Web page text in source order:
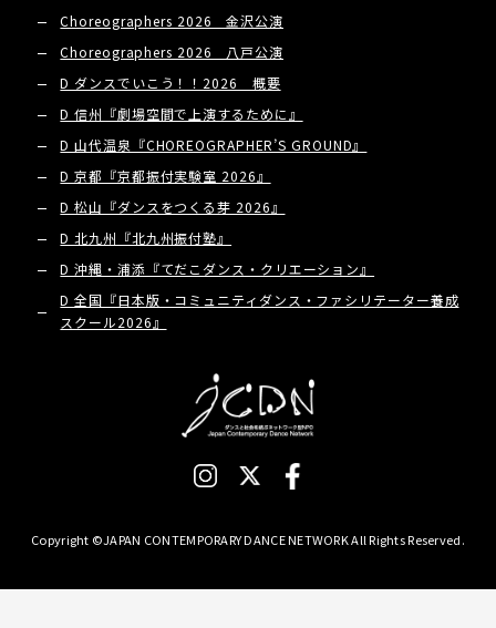
Choreographers 2026 金沢公演
Choreographers 2026 八戸公演
D ダンスでいこう！！2026 概要
D 信州『劇場空間で上演するために』
D 山代温泉『CHOREOGRAPHER’S GROUND』
D 京都『京都振付実験室 2026』
D 松山『ダンスをつくる芽 2026』
D 北九州『北九州振付塾』
D 沖縄・浦添『てだこダンス・クリエーション』
D 全国『日本版・コミュニティダンス・ファシリテーター養成
スクール2026』
Copyright ©JAPAN CONTEMPORARY DANCE NETWORK All Rights Reserved.